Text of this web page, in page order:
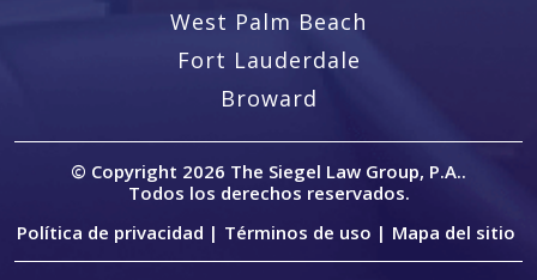
West Palm Beach
Fort Lauderdale
Broward
© Copyright 2026 The Siegel Law Group, P.A..
Todos los derechos reservados.
Política de privacidad | Términos de uso | Mapa del sitio